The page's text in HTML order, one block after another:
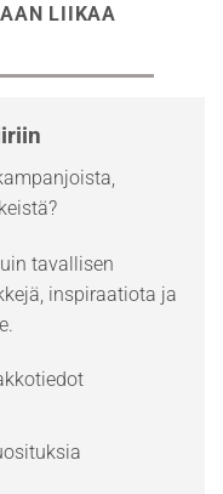
LIIKAA
tavallisen
inspiraatiota ja